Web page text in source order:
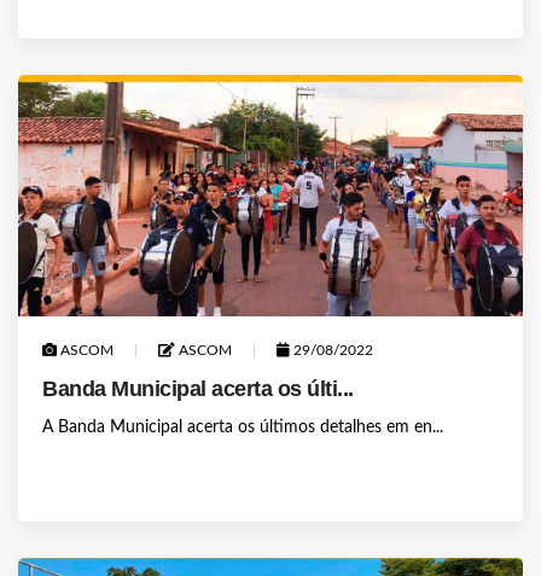
ASCOM ASCOM 29/08/2022
Banda Municipal acerta os últi...
A Banda Municipal acerta os últimos detalhes em en...